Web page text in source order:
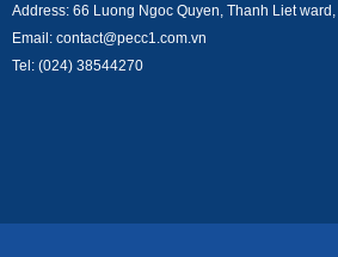
Address: 66 Luong Ngoc Quyen, Thanh Liet
Email: contact@pecc1.com.vn
Tel: (024) 38544270